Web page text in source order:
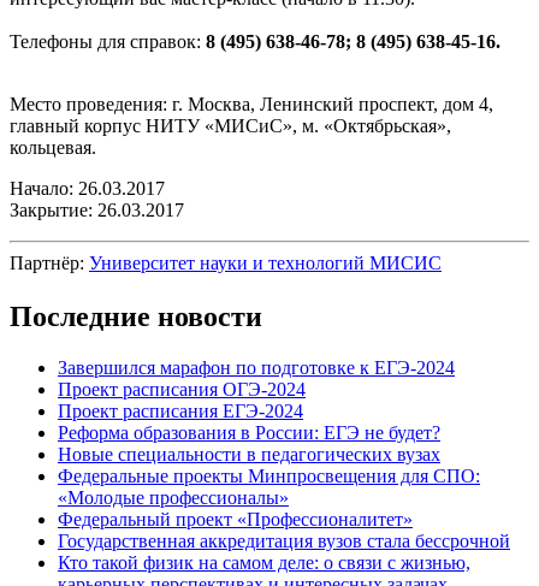
Телефоны для справок: 8 (495) 638-46-78; 8 (495) 638-45-16.
Место проведения: г. Москва, Ленинский проспект, дом 4,
главный корпус НИТУ «МИСиС», м. «Октябрьская»,
кольцевая.
Начало: 26.03.2017
Закрытие: 26.03.2017
Партнёр: Университет науки и технологий МИСИС
Последние новости
Завершился марафон по подготовке к ЕГЭ-2024
Проект расписания ОГЭ-2024
Проект расписания ЕГЭ-2024
Реформа образования в России: ЕГЭ не будет?
Новые специальности в педагогических вузах
Федеральные проекты Минпросвещения для СПО:
«Молодые профессионалы»
Федеральный проект «Профессионалитет»
Государственная аккредитация вузов стала бессрочной
Кто такой физик на самом деле: о связи с жизнью,